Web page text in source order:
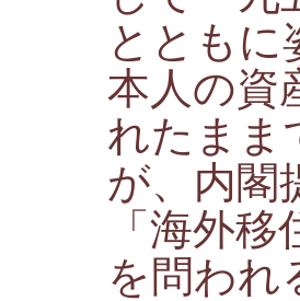
とともに
本人の資
れたまま
が、内閣
「海外
を問われ